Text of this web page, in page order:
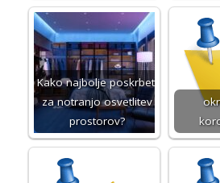
Kako najbolje poskrbeti
za notranjo osvetlitev
prostorov?